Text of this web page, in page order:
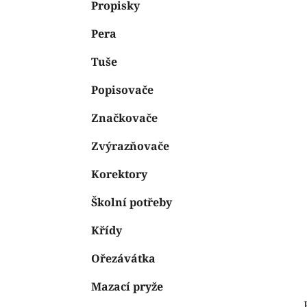
Propisky
Pera
Tuše
Popisovače
Značkovače
Zvýrazňovače
Korektory
Školní potřeby
Křídy
Ořezávátka
Mazací pryže